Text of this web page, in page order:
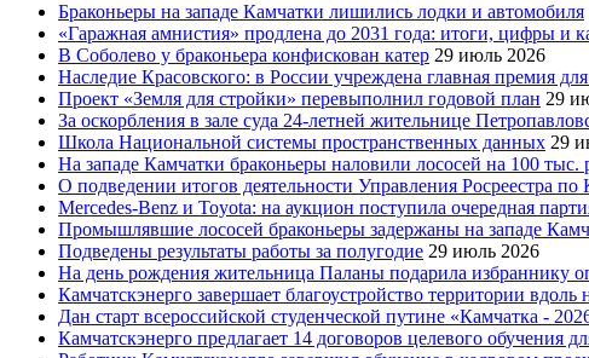
Браконьеры на западе Камчатки лишились лодки и автомобиля
«Гаражная амнистия» продлена до 2031 года: итоги, цифры и
В Соболево у браконьера конфискован катер 29 июль 2026
Наследие Красовского: в России учреждена главная премия
Проект «Земля для стройки» перевыполнил годовой план 29
За оскорбления в зале суда 24-летней жительнице
Школа Национальной системы пространственных данных 29
На западе Камчатки браконьеры наловили лососей на 100 тыс.
О подведении итогов деятельности Управления Росреестра
Mercedes-Benz и Toyota: на аукцион поступила очередная
Промышлявшие лососей браконьеры задержаны на западе
Подведены результаты работы за полугодие 29 июль 2026
На день рождения жительница Паланы подарила избраннику
Камчатскэнерго завершает благоустройство территории вдоль
Дан старт всероссийской студенческой путине «Камчатка -
Камчатскэнерго предлагает 14 договоров целевого обучения